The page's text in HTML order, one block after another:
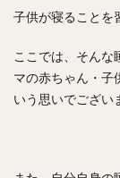
子供が寝ることを
ここでは、そんな
マの赤ちゃん・子
いう思いでござい